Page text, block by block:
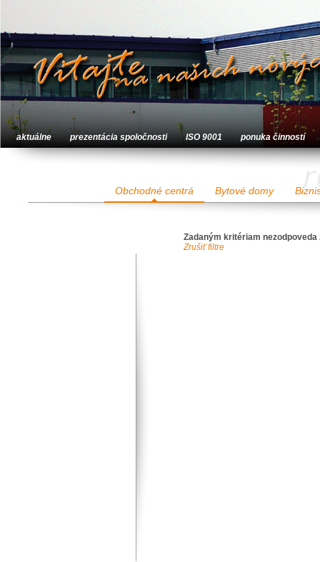
aktuálne prezentácia spoločnosti ISO 9001 ponuka činností
Obchodné centrá Bytové domy
Zadaným kritériam nezodpoveda
Zrušiť filtre